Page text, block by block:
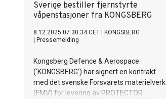
Sverige bestiller fjernstyrte
våpenstasjoner fra KONGSBERG
8.12.2025 07:30:34 CET
KONGSBERG
Pressemelding
Kongsberg Defence & Aerospace
(‘KONGSBERG’) har signert en kontrakt
med det svenske Forsvarets materielverk
(FMV) for levering av PROTECTOR